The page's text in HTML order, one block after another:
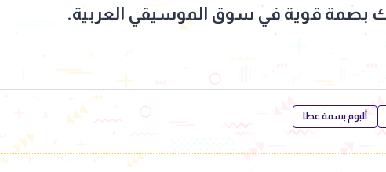
بصمة قوية في سوق الموسيقي العربية.
ألبوم بسمة عطا